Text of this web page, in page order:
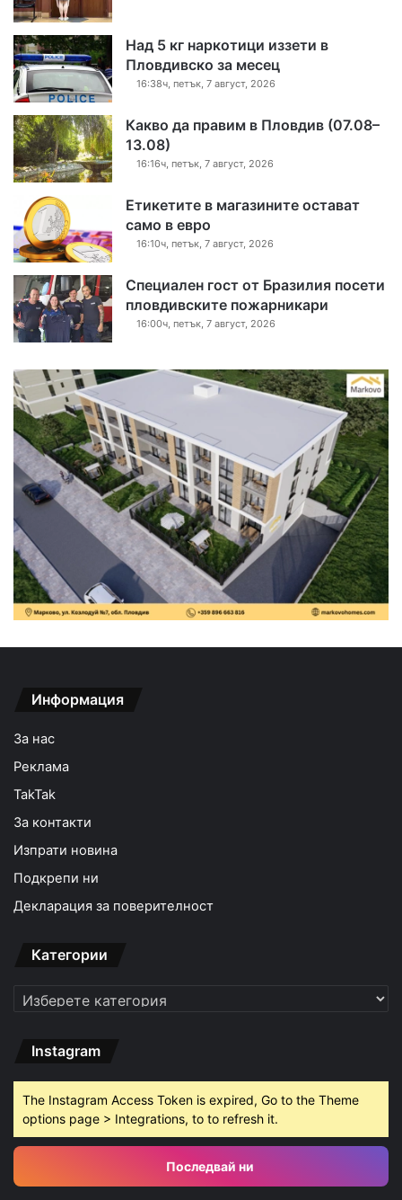
Над 5 кг наркотици иззети в
Пловдивско за месец
16:38ч, петък, 7 август, 2026
Какво да правим в Пловдив (07.08–
13.08)
16:16ч, петък, 7 август, 2026
Етикетите в магазините остават
само в евро
16:10ч, петък, 7 август, 2026
Специален гост от Бразилия посети
пловдивските пожарникари
16:00ч, петък, 7 август, 2026
Информация
За нас
Реклама
TakTak
За контакти
Изпрати новина
Подкрепи ни
Декларация за поверителност
Категории
Категории
Instagram
The Instagram Access Token is expired, Go to the Theme
options page > Integrations, to to refresh it.
Последвай ни